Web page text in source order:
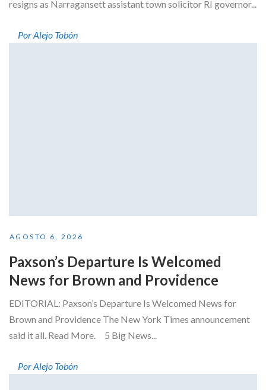
resigns as Narragansett assistant town solicitor RI governor...
Por Alejo Tobón
AGOSTO 6, 2026
Paxson’s Departure Is Welcomed
News for Brown and Providence
EDITORIAL: Paxson’s Departure Is Welcomed News for
Brown and Providence The New York Times announcement
said it all. Read More. 5 Big News...
Por Alejo Tobón